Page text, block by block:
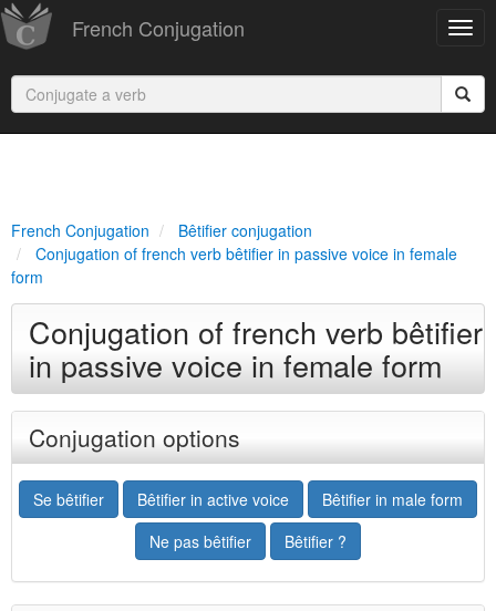
French Conjugation
French Conjugation
Bêtifier conjugation
Conjugation of french verb bêtifier in passive voice in female
form
Conjugation of french verb bêtifier
in passive voice in female form
Conjugation options
Se bêtifier Bêtifier in active voice
Bêtifier in male form
Ne pas bêtifier
Bêtifier ?